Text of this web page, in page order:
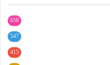
658
547
415